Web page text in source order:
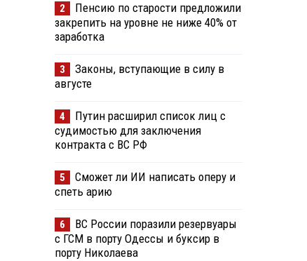
2
Пенсию по старости предложили
закрепить на уровне не ниже 40% от
заработка
3
Законы, вступающие в силу в
августе
4
Путин расширил список лиц с
судимостью для заключения
контракта с ВС РФ
5
Сможет ли ИИ написать оперу и
спеть арию
6
ВС России поразили резервуары
с ГСМ в порту Одессы и буксир в
порту Николаева